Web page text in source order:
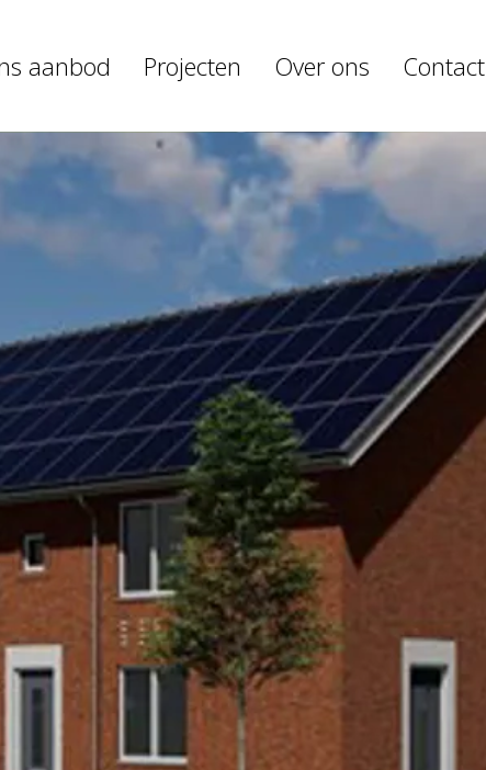
aanbod Projecten Over ons Contact